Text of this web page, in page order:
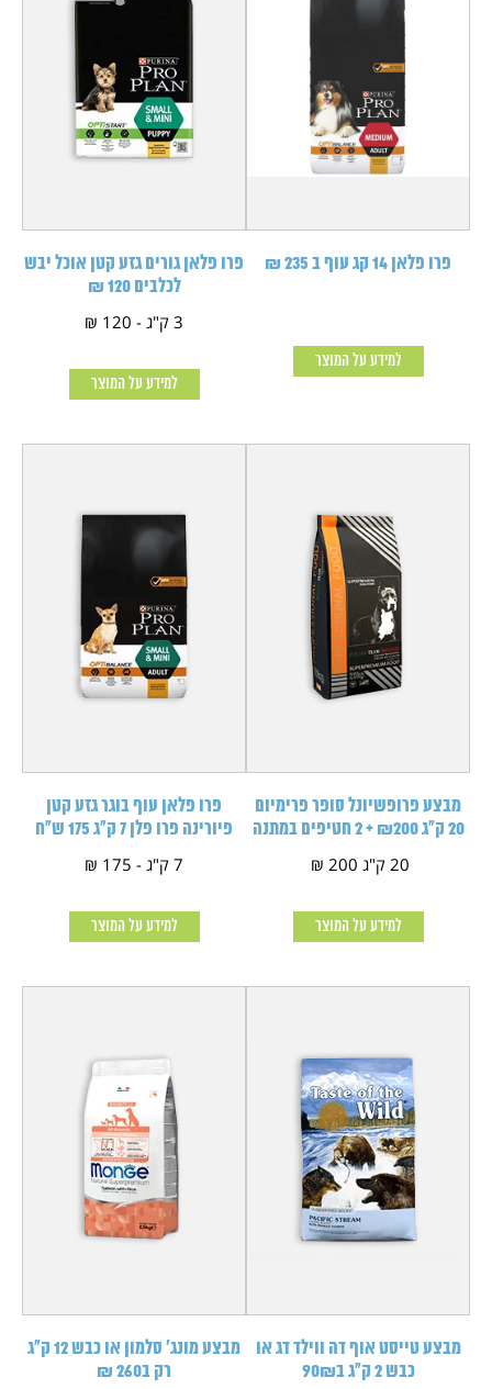
פרו פלאן 14 קג עוף ב 235 ₪
למידע על המוצר
פרו פלאן גורים גזע קטן אוכל יבש
לכלבים 120 ₪
3 ק"ג - 120 ₪
למידע על המוצר
מבצע פרופשיונל סופר פרימיום
20 ק"ג ₪200 + 2 חטיפים במתנה
20 ק"ג 200 ₪
למידע על המוצר
פרו פלאן עוף בוגר גזע קטן
פיורינה פרו פלן 7 ק"ג 175 ש"ח
7 ק"ג - 175 ₪
למידע על המוצר
מבצע טייסט אוף דה ווילד דג או
כבש 2 ק"ג ב90₪
מבצע מונג' סלמון או כבש 12 ק"ג
רק ב260 ₪